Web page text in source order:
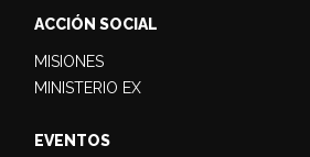
ACCIÓN SOCIAL
MISIONES
MINISTERIO EX
EVENTOS